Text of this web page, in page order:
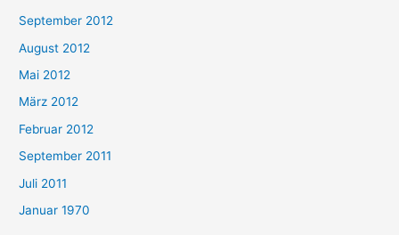
September 2012
August 2012
Mai 2012
März 2012
Februar 2012
September 2011
Juli 2011
Januar 1970